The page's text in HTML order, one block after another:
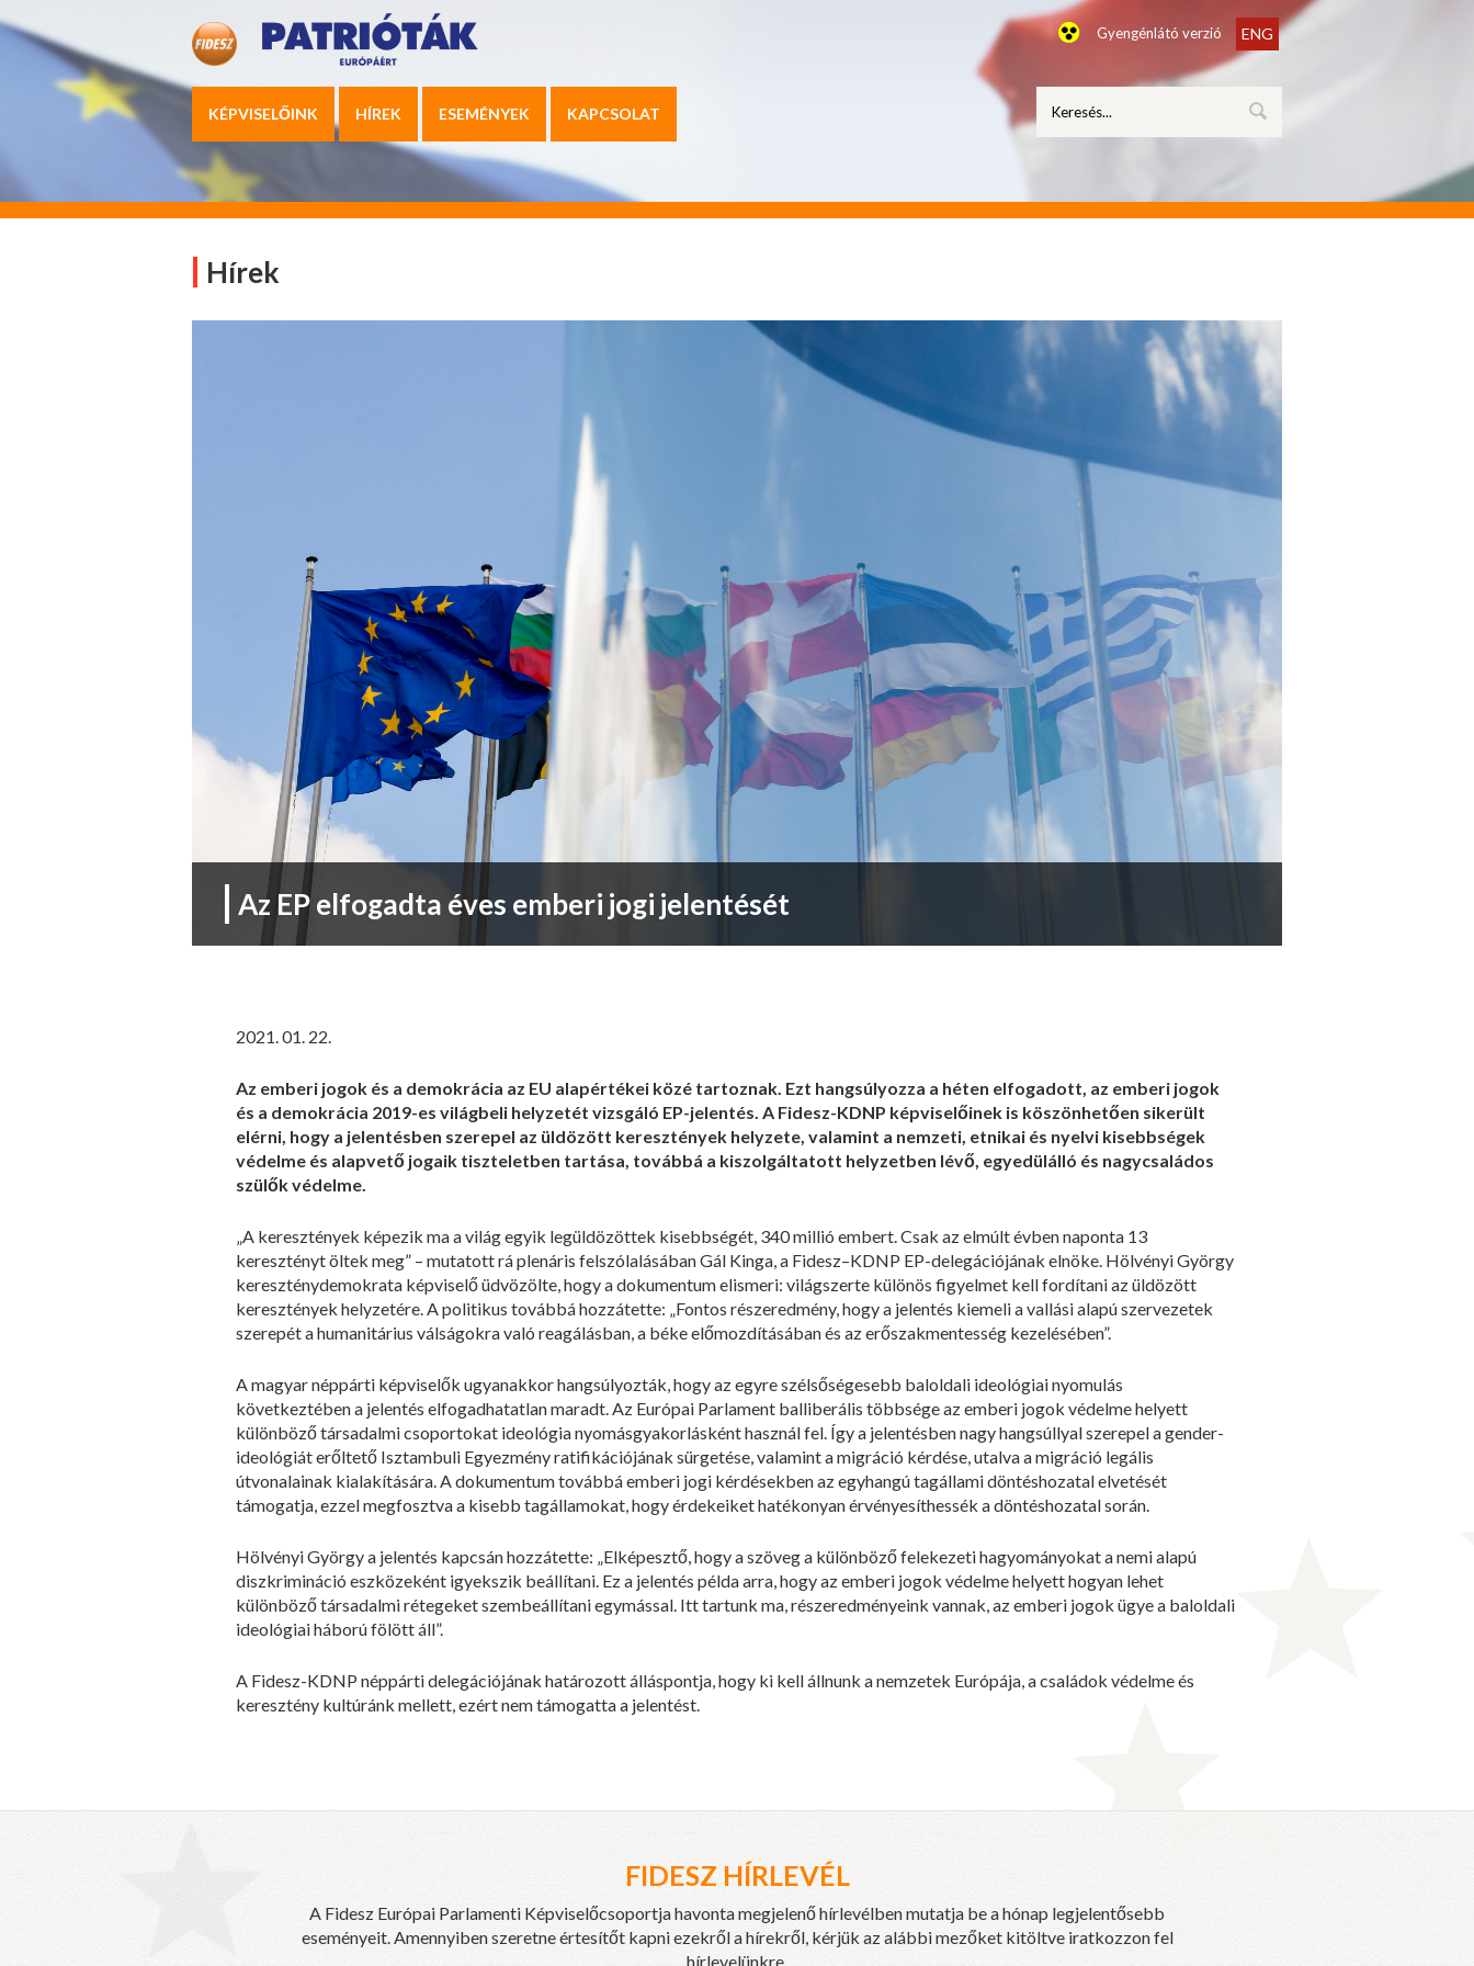
Gyengénlátó verzió ENG
KÉPVISELŐINK HÍREK ESEMÉNYEK KAPCSOLAT
Hírek
Az EP elfogadta éves emberi jogi jelentését
2021. 01. 22.
Az emberi jogok és a demokrácia az EU alapértékei közé tartoznak. Ezt hangsúlyozza a héten elfogadott, az emberi jogok
és a demokrácia 2019-es világbeli helyzetét vizsgáló EP-jelentés. A Fidesz-KDNP képviselőinek is köszönhetően sikerült
elérni, hogy a jelentésben szerepel az üldözött keresztények helyzete, valamint a nemzeti, etnikai és nyelvi kisebbségek
védelme és alapvető jogaik tiszteletben tartása, továbbá a kiszolgáltatott helyzetben lévő, egyedülálló és nagycsaládos
szülők védelme.
„A keresztények képezik ma a világ egyik legüldözöttek kisebbségét, 340 millió embert. Csak az elmúlt évben naponta 13
keresztényt öltek meg” – mutatott rá plenáris felszólalásában Gál Kinga, a Fidesz–KDNP EP-delegációjának elnöke. Hölvényi György
kereszténydemokrata képviselő üdvözölte, hogy a dokumentum elismeri: világszerte különös figyelmet kell fordítani az üldözött
keresztények helyzetére. A politikus továbbá hozzátette: „Fontos részeredmény, hogy a jelentés kiemeli a vallási alapú szervezetek
szerepét a humanitárius válságokra való reagálásban, a béke előmozdításában és az erőszakmentesség kezelésében”.
A magyar néppárti képviselők ugyanakkor hangsúlyozták, hogy az egyre szélsőségesebb baloldali ideológiai nyomulás
következtében a jelentés elfogadhatatlan maradt. Az Európai Parlament balliberális többsége az emberi jogok védelme helyett
különböző társadalmi csoportokat ideológia nyomásgyakorlásként használ fel. Így a jelentésben nagy hangsúllyal szerepel a gender-
ideológiát erőltető Isztambuli Egyezmény ratifikációjának sürgetése, valamint a migráció kérdése, utalva a migráció legális
útvonalainak kialakítására. A dokumentum továbbá emberi jogi kérdésekben az egyhangú tagállami döntéshozatal elvetését
támogatja, ezzel megfosztva a kisebb tagállamokat, hogy érdekeiket hatékonyan érvényesíthessék a döntéshozatal során.
Hölvényi György a jelentés kapcsán hozzátette: „Elképesztő, hogy a szöveg a különböző felekezeti hagyományokat a nemi alapú
diszkrimináció eszközeként igyekszik beállítani. Ez a jelentés példa arra, hogy az emberi jogok védelme helyett hogyan lehet
különböző társadalmi rétegeket szembeállítani egymással. Itt tartunk ma, részeredményeink vannak, az emberi jogok ügye a baloldali
ideológiai háború fölött áll”.
A Fidesz-KDNP néppárti delegációjának határozott álláspontja, hogy ki kell állnunk a nemzetek Európája, a családok védelme és
keresztény kultúránk mellett, ezért nem támogatta a jelentést.
FIDESZ HÍRLEVÉL
A Fidesz Európai Parlamenti Képviselőcsoportja havonta megjelenő hírlevélben mutatja be a hónap legjelentősebb
eseményeit. Amennyiben szeretne értesítőt kapni ezekről a hírekről, kérjük az alábbi mezőket kitöltve iratkozzon fel
hírlevelünkre.